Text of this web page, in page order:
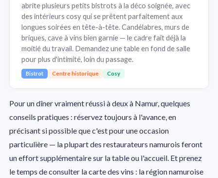
abrite plusieurs petits bistrots à la déco soignée, avec
des intérieurs cosy qui se prêtent parfaitement aux
longues soirées en tête-à-tête. Candélabres, murs de
briques, cave à vins bien garnie — le cadre fait déjà la
moitié du travail. Demandez une table en fond de salle
pour plus d'intimité, loin du passage.
Bistrot Centre historique Cosy
Pour un dîner vraiment réussi à deux à Namur, quelques
conseils pratiques : réservez toujours à l'avance, en
précisant si possible que c'est pour une occasion
particulière — la plupart des restaurateurs namurois feront
un effort supplémentaire sur la table ou l'accueil. Et prenez
le temps de consulter la carte des vins : la région namuroise